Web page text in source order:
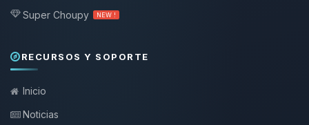
Super Choupy NEW !
RECURSOS Y SOPORTE
Inicio
Noticias